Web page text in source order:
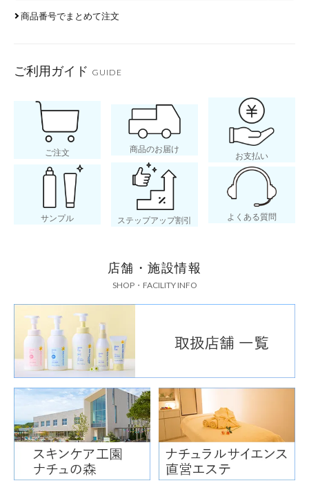
商品番号でまとめて注文
ご利用ガイド GUIDE
ご注文 商品のお届け
お支払い
サンプル ステップアップ割引 よくある質問
店舗・施設情報
SHOP・FACILITY INFO